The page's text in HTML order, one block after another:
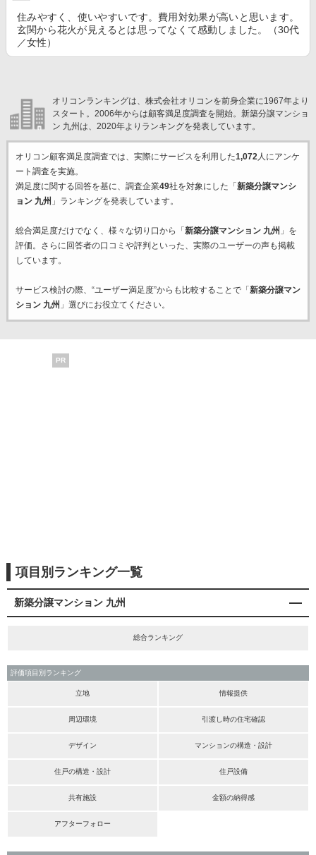
住みやすく、使いやすいです。費用対効果が高いと思います。
玄関から花火が見えるとは思ってなくて感動しました。（30代
／女性）
オリコンランキングは、株式会社オリコンを前身企業に1967年より
スタート。2006年からは顧客満足度調査を開始。新築分譲マンショ
ン 九州は、2020年よりランキングを発表しています。
オリコン顧客満足度調査では、実際にサービスを利用した1,072人にアンケ
ート調査を実施。
満足度に関する回答を基に、調査企業49社を対象にした「 新築分譲マンシ
ョン 九州 」ランキングを発表しています。
総合満足度だけでなく、様々な切り口から「 新築分譲マンション 九州 」を
評価。さらに回答者の口コミや評判といった、実際のユーザーの声も掲載
しています。
サービス検討の際、“ユーザー満足度”からも比較することで「 新築分譲マン
ション 九州 」選びにお役立てください。
PR
項目別ランキング一覧
新築分譲マンション 九州
総合ランキング
評価項目別ランキング
立地 情報提供
周辺環境 引渡し時の住宅確認
デザイン マンションの構造・設計
住戸の構造・設計 住戸設備
共有施設 金額の納得感
アフターフォロー